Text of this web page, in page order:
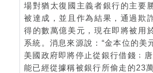
場對猶太復國主義者銀行的主要
被達成，並且作為結果，通過欺
得的數萬億美元，現在即將被用
系統。消息來源說：“金本位的美
美國政府即將停止從銀行借錢﹔
能已經從據稱被銀行所偷走的23